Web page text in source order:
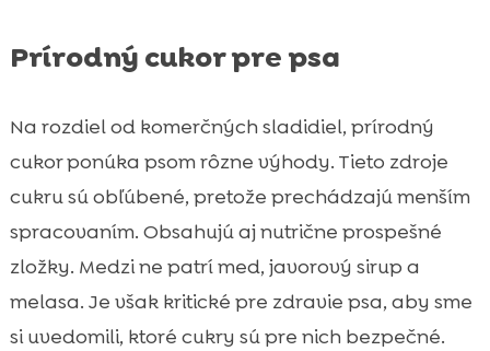
Prírodný cukor pre psa
Na rozdiel od komerčných sladidiel, prírodný
cukor ponúka psom rôzne výhody. Tieto zdroje
cukru sú obľúbené, pretože prechádzajú menším
spracovaním. Obsahujú aj nutrične prospešné
zložky. Medzi ne patrí med, javorový sirup a
melasa. Je však kritické pre zdravie psa, aby sme
si uvedomili, ktoré cukry sú pre nich bezpečné.